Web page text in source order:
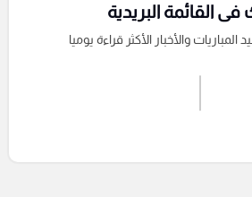
القائمة البريدية
والأخبار الأكثر قراءة يوميا